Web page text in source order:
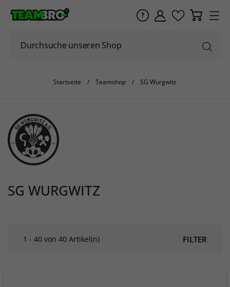
Startseite Teamshop SG Wurgwitz
SG WURGWITZ
FILTER
1 - 40 von 40 Artikel(n)